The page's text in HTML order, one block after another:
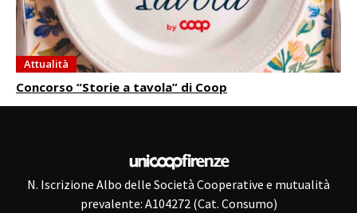
Attualità
Concorso “Storie a tavola” di Coop
N. Iscrizione Albo delle Società Cooperative e mutualità
prevalente: A104272 (Cat. Consumo)